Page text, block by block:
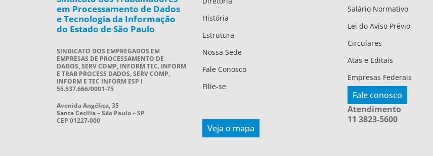
em Processamento de Dados
e Tecnologia da Informação
do Estado de São Paulo
SINDICATO DOS EMPREGADOS EM
EMPRESAS DE PROCESSAMENTO DE
DADOS, SERV COMP, INFORM TEC. INFORM
E TRAB PROCESS DADOS, SERV COMP,
INFORM E TEC INFORM ESP I
55.537.666/0001-75
Avenida Angélica, 35
Santa Cecília – São Paulo – SP
CEP 01227-000
História
Estrutura
Nossa Sede
Fale Conosco
Filie-se
Veja o mapa
Salário Normativo
Lei do Aviso Prévio
Circulares
Atas e Editais
Empresas Federais
Fale conosco
Atendimento
11 3823-5600